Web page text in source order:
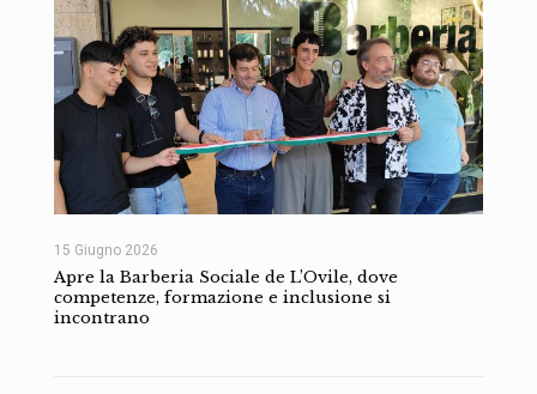
15 Giugno 2026
Apre la Barberia Sociale de L’Ovile, dove
competenze, formazione e inclusione si
incontrano